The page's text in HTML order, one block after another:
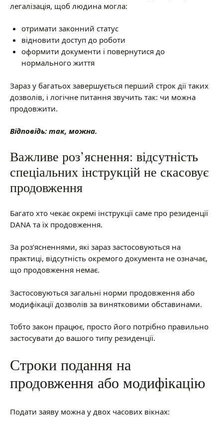
легалізація, щоб людина могла:
отримати законний статус
відновити доступ до роботи
оформити документи і повернутися до
нормального життя
Зараз у багатьох завершується перший строк дії таких
дозволів, і логічне питання звучить так: чи можна
продовжити.
Відповідь: так, можна.
Важливе роз’яснення: відсутність
спеціальних інструкцій не скасовує
продовження
Багато хто чекає окремі інструкції саме про резиденції
DANA та їх продовження.
За роз’ясненнями, які зараз застосовуються на
практиці, відсутність окремого документа не означає,
що продовження немає.
Застосовуються загальні норми продовження або
модифікації дозволів за винятковими обставинами.
Тобто закон працює, просто його потрібно правильно
застосувати до вашого типу резиденції.
Строки подання на
продовження або модифікацію
Подати заяву можна у двох часових вікнах: